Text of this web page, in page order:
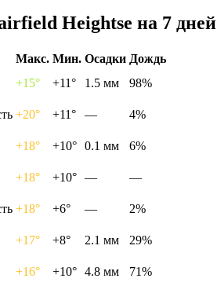
Heightsе на 7 дней
Макс. Мин. Осадки Дождь
+15° +11° 1.5 мм
98%
+20° +11° —
4%
+18° +10° 0.1 мм
6%
+18° +10° —
—
+18° +6° —
2%
+17° +8° 2.1 мм
29%
+16° +10° 4.8 мм 71%